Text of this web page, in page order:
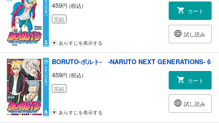
459円 (税込)
完結
カート
試し読み
あらすじを表示する
BORUTO-ボルト- -NARUTO NEXT GENERATIONS- 6
459円 (税込)
完結
カート
試し読み
あらすじを表示する